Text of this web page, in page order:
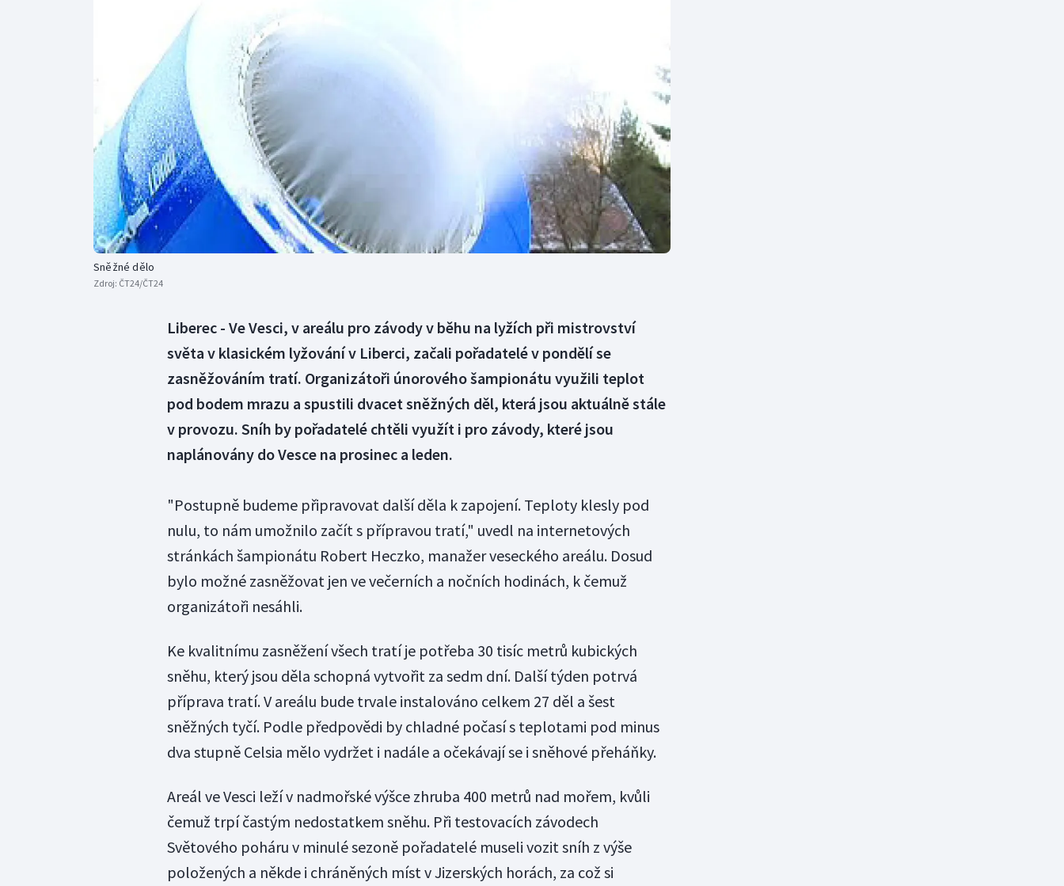
Dostihy
Florbal
Futsal
Golf
Gymnastika Plážový volejbal
Volejbal
Ostatní
Sněžné dělo
Zdroj: ČT24/ČT24
Liberec - Ve Vesci, v areálu pro závody v běhu na lyžích při mistrovství
světa v klasickém lyžování v Liberci, začali pořadatelé v pondělí se
zasněžováním tratí. Organizátoři únorového šampionátu využili teplot
pod bodem mrazu a spustili dvacet sněžných děl, která jsou aktuálně stále
v provozu. Sníh by pořadatelé chtěli využít i pro závody, které jsou
naplánovány do Vesce na prosinec a leden.
"Postupně budeme připravovat další děla k zapojení. Teploty klesly pod
nulu, to nám umožnilo začít s přípravou tratí," uvedl na internetových
stránkách šampionátu Robert Heczko, manažer veseckého areálu. Dosud
bylo možné zasněžovat jen ve večerních a nočních hodinách, k čemuž
organizátoři nesáhli.
Ke kvalitnímu zasněžení všech tratí je potřeba 30 tisíc metrů kubických
sněhu, který jsou děla schopná vytvořit za sedm dní. Další týden potrvá
příprava tratí. V areálu bude trvale instalováno celkem 27 děl a šest
sněžných tyčí. Podle předpovědi by chladné počasí s teplotami pod minus
dva stupně Celsia mělo vydržet i nadále a očekávají se i sněhové přeháňky.
Areál ve Vesci leží v nadmořské výšce zhruba 400 metrů nad mořem, kvůli
čemuž trpí častým nedostatkem sněhu. Při testovacích závodech
Světového poháru v minulé sezoně pořadatelé museli vozit sníh z výše
položených a někde i chráněných míst v Jizerských horách, za což si